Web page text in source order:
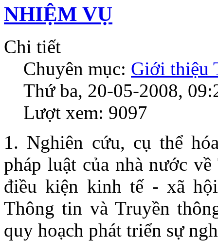
NHIỆM VỤ
Chi tiết
Chuyên mục: Giới thiệu
Thứ ba, 20-05-2008,
Lượt xem: 9097
1. Nghiên cứu, cụ thể
pháp luật của nhà nước
điều kiện kinh tế - xã
Thông tin và Truyền
quy hoạch phát triển sự